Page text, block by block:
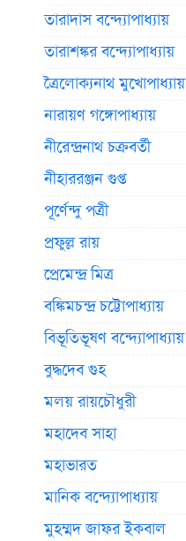
তারাদাস বন্দ্যোপাধ্যায়
তারাশঙ্কর বন্দ্যোপাধ্যায়
ত্রৈলোক্যনাথ মুখোপাধ্যায়
নারায়ণ গঙ্গোপাধ্যায়
নীরেন্দ্রনাথ চক্রবর্তী
নীহাররঞ্জন গুপ্ত
পূর্ণেন্দু পত্রী
প্রফুল্ল রায়
প্রেমেন্দ্র মিত্র
বঙ্কিমচন্দ্র চট্টোপাধ্যায়
বিভূতিভূষণ বন্দ্যোপাধ্যায়
বুদ্ধদেব গুহ
মলয় রায়চৌধুরী
মহাদেব সাহা
মহাভারত
মানিক বন্দ্যোপাধ্যায়
মুহম্মদ জাফর ইকবাল